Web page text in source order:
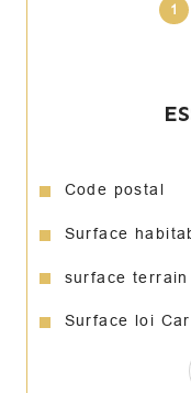
1
Caractéristiques Valeurs
Code postal
Surface
surface terrain
Surface loi
édifié en
il est fixé à